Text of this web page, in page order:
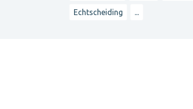
Echtscheiding ...